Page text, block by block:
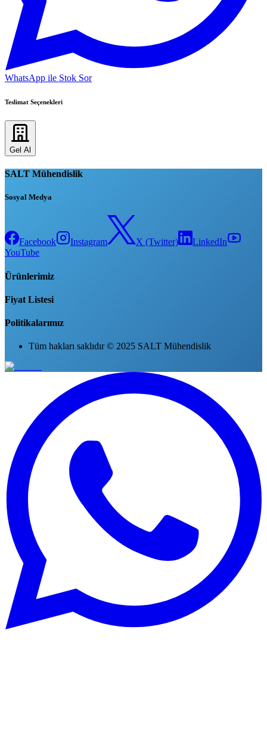
WhatsApp ile Stok Sor
Teslimat Seçenekleri
Gel Al
SALT Mühendislik
Sosyal Medya
Facebook Instagram X (Twitter)
LinkedIn
YouTube
Ürünlerimiz
Fiyat Listesi
Politikalarımız
Tüm hakları saklıdır © 2025 SALT Mühendislik